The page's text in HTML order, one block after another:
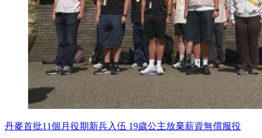
丹麥首批11個月役期新兵入伍 19歲公主放棄薪資無償服役